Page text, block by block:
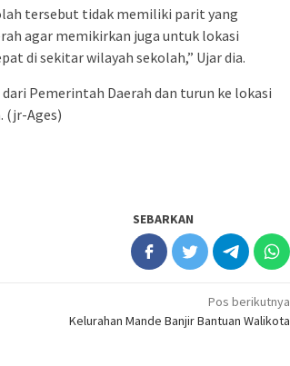
tersebut tidak memiliki parit yang
agar memikirkan juga untuk lokasi
di sekitar wilayah sekolah,” Ujar dia.
Pemerintah Daerah dan turun ke lokasi
(jr-Ages)
SEBARKAN
Pos berikutnya
Kelurahan Mande Banjir Bantuan Walikota